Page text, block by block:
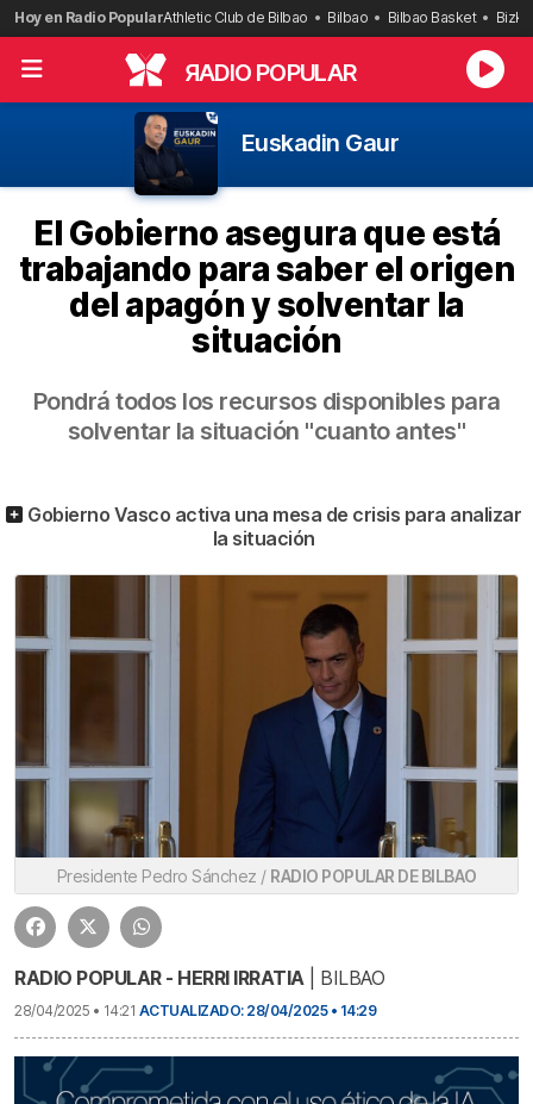
Saltar
al
contenido
Hoy en Radio PopularAthletic Club de Bilbao Bilbao Bilbao Basket
RADIO POPULAR
Euskadin Gaur
El Gobierno asegura que está
trabajando para saber el origen
del apagón y solventar la
situación
Pondrá todos los recursos disponibles para
solventar la situación "cuanto antes"
Gobierno Vasco activa una mesa de crisis para analizar
la situación
Presidente Pedro Sánchez / RADIO POPULAR DE BILBAO
RADIO POPULAR - HERRI IRRATIA| BILBAO
28/04/2025 • 14:21 ACTUALIZADO: 28/04/2025 • 14:29